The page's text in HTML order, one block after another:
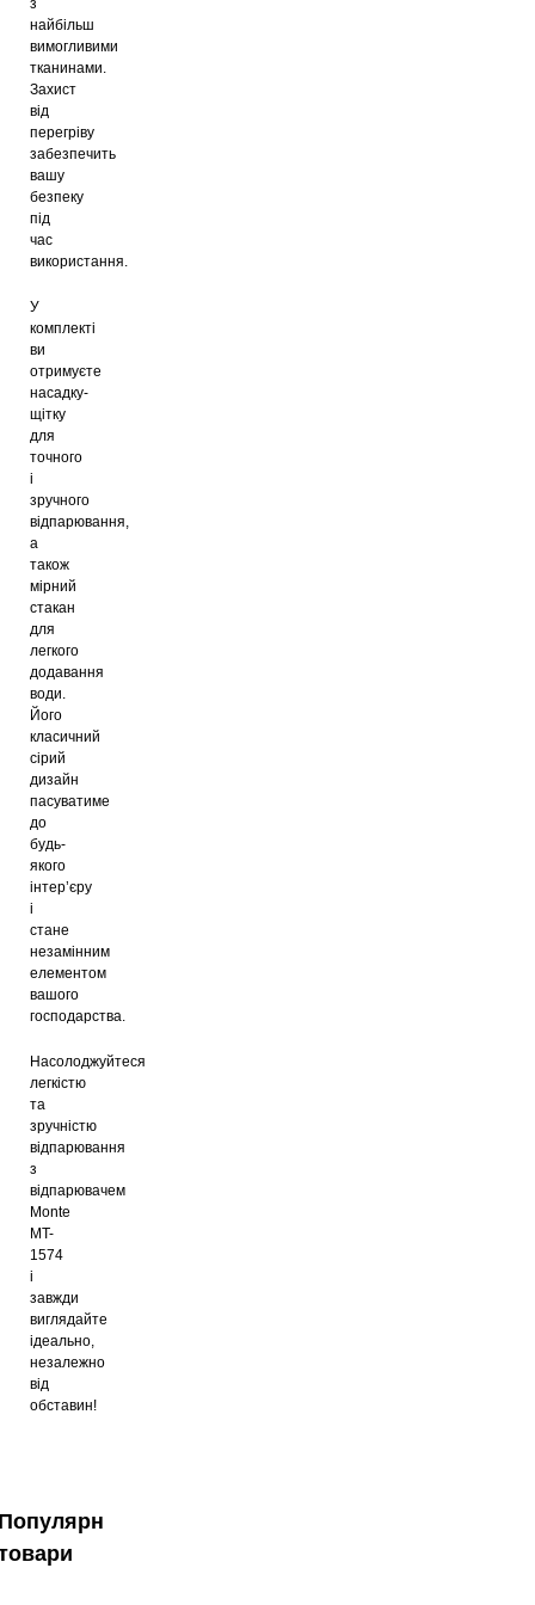
найбільш
вимогливими
тканинами.
Захист
від
перегріву
забезпечить
вашу
безпеку
під
час
використання.
У
комплекті
ви
отримуєте
насадку-
щітку
для
точного
і
зручного
відпарювання,
а
також
мірний
стакан
для
легкого
додавання
води.
Його
класичний
сірий
дизайн
пасуватиме
до
будь-
якого
інтер’єру
і
стане
незамінним
елементом
вашого
господарства.
Насолоджуйтеся
легкістю
та
зручністю
відпарювання
з
відпарювачем
Monte
MT-
1574
і
завжди
виглядайте
ідеально,
незалежно
від
обставин!